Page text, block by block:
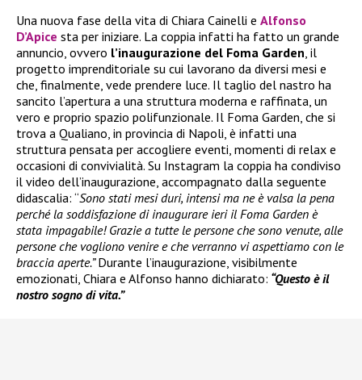
Una nuova fase della vita di Chiara Cainelli e Alfonso
D’Apice sta per iniziare. La coppia infatti ha fatto un grande
annuncio, ovvero l’inaugurazione del Foma Garden , il
progetto imprenditoriale su cui lavorano da diversi mesi e
che, finalmente, vede prendere luce. Il taglio del nastro ha
sancito l’apertura a una struttura moderna e raffinata, un
vero e proprio spazio polifunzionale. Il Foma Garden, che si
trova a Qualiano, in provincia di Napoli, è infatti una
struttura pensata per accogliere eventi, momenti di relax e
occasioni di convivialità. Su Instagram la coppia ha condiviso
il video dell’inaugurazione, accompagnato dalla seguente
didascalia: “Sono stati mesi duri, intensi ma ne è valsa la pena
perché la soddisfazione di inaugurare ieri il Foma Garden è
stata impagabile! Grazie a tutte le persone che sono venute, alle
persone che vogliono venire e che verranno vi aspettiamo con le
braccia aperte.”Durante l’inaugurazione, visibilmente
emozionati, Chiara e Alfonso hanno dichiarato: “Questo è il
nostro sogno di vita.”